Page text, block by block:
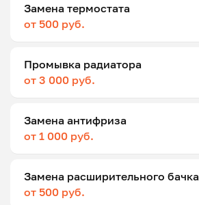
Замена термостата
от 500 руб.
Промывка радиатора
от 3 000 руб.
Замена антифриза
от 1 000 руб.
Замена расширительного бачка
от 500 руб.